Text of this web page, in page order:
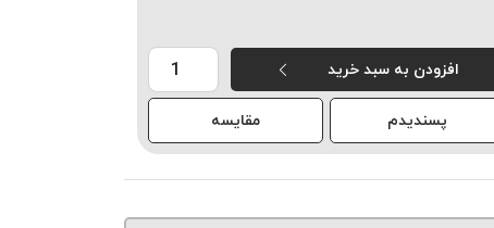
افزودن به سبد خرید
پسندیدم
مقایسه